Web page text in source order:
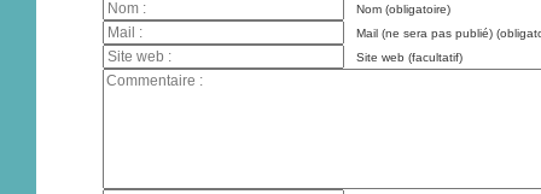
Nom (obligatoire)
Mail (ne sera pas publié)
Site web (facultatif)